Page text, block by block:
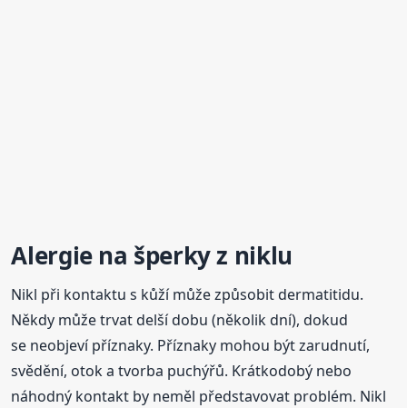
Alergiena šperky z niklu
Nikl při kontaktu s kůží může způsobit dermatitidu.
Někdy může trvat delší dobu (několik dní), dokud
se neobjeví příznaky. Příznaky mohou být zarudnutí,
svědění, otok a tvorba puchýřů. Krátkodobý nebo
náhodný kontakt by neměl představovat problém. Nikl